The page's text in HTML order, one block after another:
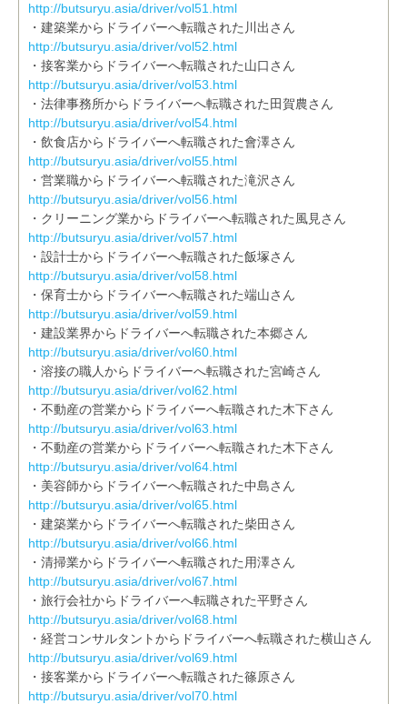
http://butsuryu.asia/driver/vol51.html
・建築業からドライバーへ転職された川出さん
http://butsuryu.asia/driver/vol52.html
・接客業からドライバーへ転職された山口さん
http://butsuryu.asia/driver/vol53.html
・法律事務所からドライバーへ転職された田賀農さん
http://butsuryu.asia/driver/vol54.html
・飲食店からドライバーへ転職された會澤さん
http://butsuryu.asia/driver/vol55.html
・営業職からドライバーへ転職された滝沢さん
http://butsuryu.asia/driver/vol56.html
・クリーニング業からドライバーへ転職された風見さん
http://butsuryu.asia/driver/vol57.html
・設計士からドライバーへ転職された飯塚さん
http://butsuryu.asia/driver/vol58.html
・保育士からドライバーへ転職された端山さん
http://butsuryu.asia/driver/vol59.html
・建設業界からドライバーへ転職された本郷さん
http://butsuryu.asia/driver/vol60.html
・溶接の職人からドライバーへ転職された宮崎さん
http://butsuryu.asia/driver/vol62.html
・不動産の営業からドライバーへ転職された木下さん
http://butsuryu.asia/driver/vol63.html
・不動産の営業からドライバーへ転職された木下さん
http://butsuryu.asia/driver/vol64.html
・美容師からドライバーへ転職された中島さん
http://butsuryu.asia/driver/vol65.html
・建築業からドライバーへ転職された柴田さん
http://butsuryu.asia/driver/vol66.html
・清掃業からドライバーへ転職された用澤さん
http://butsuryu.asia/driver/vol67.html
・旅行会社からドライバーへ転職された平野さん
http://butsuryu.asia/driver/vol68.html
・経営コンサルタントからドライバーへ転職された横山さん
http://butsuryu.asia/driver/vol69.html
・接客業からドライバーへ転職された篠原さん
http://butsuryu.asia/driver/vol70.html